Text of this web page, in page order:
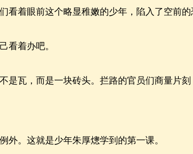
着眼前这个略显稚嫩的少年，陷入了空前的
着办吧。
瓦，而是一块砖头。拦路的官员们商量片刻
。这就是少年朱厚熜学到的第一课。